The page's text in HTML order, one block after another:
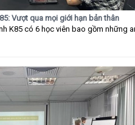
Vượt qua mọi giới hạn bản thân
K85 có 6 học viên bao gồm những